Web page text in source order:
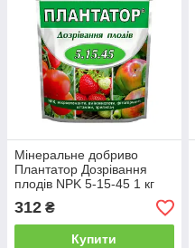
Мінеральне добриво
Плантатор Дозрівання
плодів NPK 5-15-45 1 кг
(Кіссон)
312 ₴
Купити